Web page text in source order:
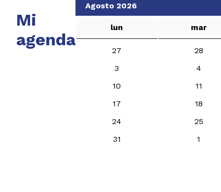
Mi
agenda
Agosto 2026
lun mar
27
28
3
4
10
11
17
18
24
25
31
1